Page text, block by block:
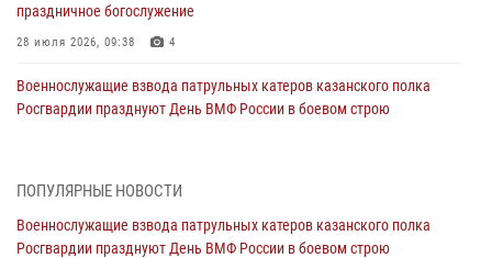
праздничное богослужение
28 июля 2026, 09:38 4
Военнослужащие взвода патрульных катеров казанского полка
Росгвардии празднуют День ВМФ России в боевом строю
Татарстанские росгвардейцы завоевали «бронзу» в окружном этапе
24 июля 2026, 15:05 4
ПОПУЛЯРНЫЕ НОВОСТИ
Военнослужащие взвода патрульных катеров казанского полка
Росгвардии празднуют День ВМФ России в боевом строю